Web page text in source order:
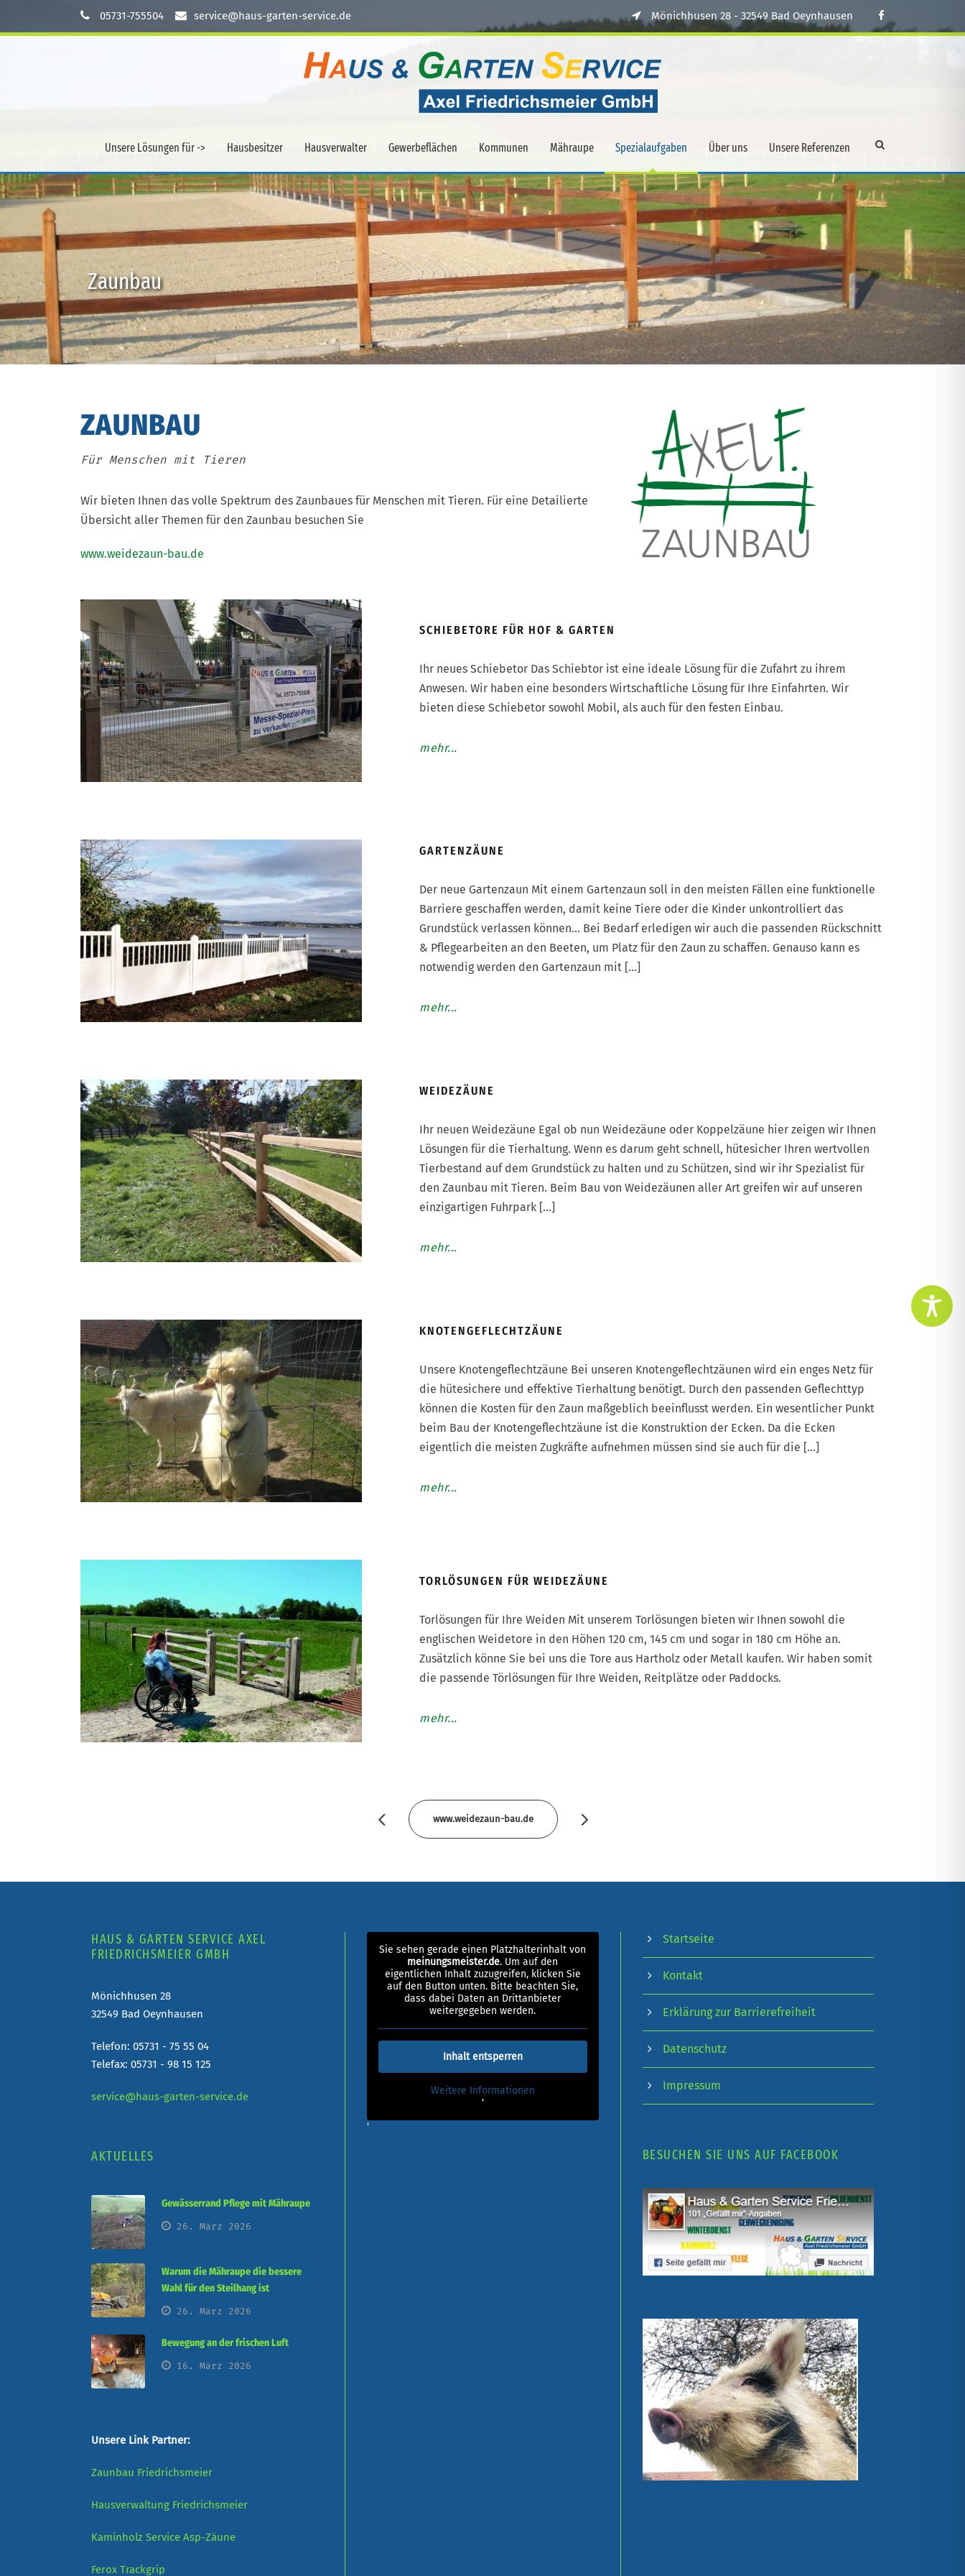
05731-755504 service@haus-garten-service.de Mönichhusen 28 - 32549 Bad Oeynhausen
Unsere Lösungen für -> Hausbesitzer Hausverwalter Gewerbeflächen Kommunen Mähraupe Spezialaufgaben Über uns Unsere Referenzen
Zaunbau
ZAUNBAU
Für Menschen mit Tieren
Wir bieten Ihnen das volle Spektrum des Zaunbaues für Menschen mit Tieren. Für eine Detailierte
Übersicht aller Themen für den Zaunbau besuchen Sie
www.weidezaun-bau.de
SCHIEBETORE FÜR HOF & GARTEN
SCHIEBETORE FÜR HOF & GARTEN
Ihr neues Schiebetor Das Schiebtor ist eine ideale Lösung für die Zufahrt zu ihrem
Anwesen. Wir haben eine besonders Wirtschaftliche Lösung für Ihre Einfahrten. Wir
bieten diese Schiebetor sowohl Mobil, als auch für den festen Einbau.
mehr...
GARTENZÄUNE
GARTENZÄUNE
Der neue Gartenzaun Mit einem Gartenzaun soll in den meisten Fällen eine funktionelle
Barriere geschaffen werden, damit keine Tiere oder die Kinder unkontrolliert das
Grundstück verlassen können… Bei Bedarf erledigen wir auch die passenden Rückschnitt
& Pflegearbeiten an den Beeten, um Platz für den Zaun zu schaffen. Genauso kann es
notwendig werden den Gartenzaun mit […]
mehr...
WEIDEZÄUNE
WEIDEZÄUNE
Ihr neuen Weidezäune Egal ob nun Weidezäune oder Koppelzäune hier zeigen wir Ihnen
Lösungen für die Tierhaltung. Wenn es darum geht schnell, hütesicher Ihren wertvollen
Tierbestand auf dem Grundstück zu halten und zu Schützen, sind wir ihr Spezialist für
den Zaunbau mit Tieren. Beim Bau von Weidezäunen aller Art greifen wir auf unseren
einzigartigen Fuhrpark […]
mehr...
KNOTENGEFLECHTZÄUNE
KNOTENGEFLECHTZÄUNE
Unsere Knotengeflechtzäune Bei unseren Knotengeflechtzäunen wird ein enges Netz für
die hütesichere und effektive Tierhaltung benötigt. Durch den passenden Geflechttyp
können die Kosten für den Zaun maßgeblich beeinflusst werden. Ein wesentlicher Punkt
beim Bau der Knotengeflechtzäune ist die Konstruktion der Ecken. Da die Ecken
eigentlich die meisten Zugkräfte aufnehmen müssen sind sie auch für die […]
mehr...
TORLÖSUNGEN FÜR WEIDEZÄUNE
TORLÖSUNGEN FÜR WEIDEZÄUNE
Torlösungen für Ihre Weiden Mit unserem Torlösungen bieten wir Ihnen sowohl die
englischen Weidetore in den Höhen 120 cm, 145 cm und sogar in 180 cm Höhe an.
Zusätzlich könne Sie bei uns die Tore aus Hartholz oder Metall kaufen. Wir haben somit
die passende Törlösungen für Ihre Weiden, Reitplätze oder Paddocks.
mehr...
www.weidezaun-bau.de
HAUS & GARTEN SERVICE AXEL
FRIEDRICHSMEIER GMBH
Mönichhusen 28
32549 Bad Oeynhausen
Telefon: 05731 - 75 55 04
Telefax: 05731 - 98 15 125
service@haus-garten-service.de
AKTUELLES
Gewässerrand Pflege mit Mähraupe
26. März 2026
Warum die Mähraupe die bessere
Wahl für den Steilhang ist
26. März 2026
Bewegung an der frischen Luft
16. März 2026
Unsere Link Partner:
Zaunbau Friedrichsmeier
Hausverwaltung Friedrichsmeier
Kaminholz Service Asp-Zäune
Ferox Trackgrip
Sie sehen gerade einen Platzhalterinhalt von
meinungsmeister.de. Um auf den
eigentlichen Inhalt zuzugreifen, klicken Sie
auf den Button unten. Bitte beachten Sie,
dass dabei Daten an Drittanbieter
weitergegeben werden.
Inhalt entsperren
Weitere Informationen
'
'
Startseite
Kontakt
Erklärung zur Barrierefreiheit
Datenschutz
Impressum
BESUCHEN SIE UNS AUF FACEBOOK